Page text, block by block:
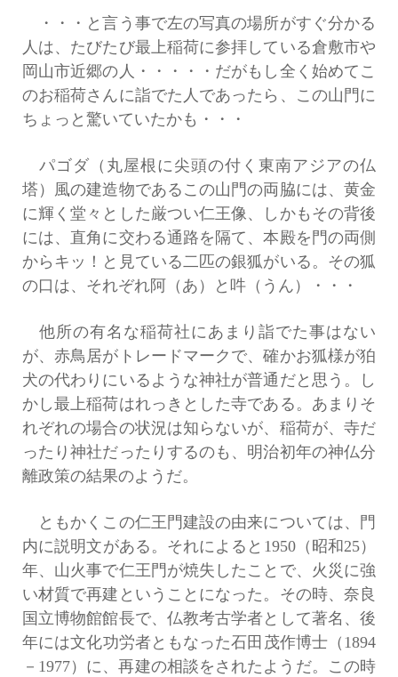
・・・と言う事で左の写真の場所がすぐ分かる
人は、たびたび最上稲荷に参拝している倉敷市や
岡山市近郷の人・・・・・だがもし全く始めてこ
のお稲荷さんに詣でた人であったら、この山門に
ちょっと驚いていたかも・・・
パゴダ（丸屋根に尖頭の付く東南アジアの仏
塔）風の建造物であるこの山門の両脇には、黄金
に輝く堂々とした厳つい仁王像、しかもその背後
には、直角に交わる通路を隔て、本殿を門の両側
からキッ！と見ている二匹の銀狐がいる。その狐
の口は、それぞれ阿（あ）と吽（うん）・・・
他所の有名な稲荷社にあまり詣でた事はない
が、赤鳥居がトレードマークで、確かお狐様が狛
犬の代わりにいるような神社が普通だと思う。し
かし最上稲荷はれっきとした寺である。あまりそ
れぞれの場合の状況は知らないが、稲荷が、寺だ
ったり神社だったりするのも、明治初年の神仏分
離政策の結果のようだ。
ともかくこの仁王門建設の由来については、門
内に説明文がある。それによると1950（昭和25）
年、山火事で仁王門が焼失したことで、火災に強
い材質で再建ということになった。その時、奈良
国立博物館館長で、仏教考古学者として著名、後
年には文化功労者ともなった石田茂作博士（1894
－1977）に、再建の相談をされたようだ。この時